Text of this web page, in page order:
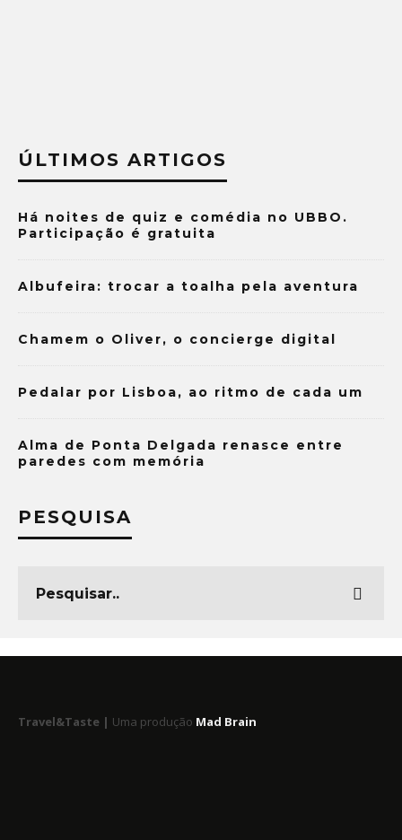
ÚLTIMOS ARTIGOS
Há noites de quiz e comédia no UBBO.
Participação é gratuita
Albufeira: trocar a toalha pela aventura
Chamem o Oliver, o concierge digital
Pedalar por Lisboa, ao ritmo de cada um
Alma de Ponta Delgada renasce entre
paredes com memória
PESQUISA
Travel&Taste | Uma produção Mad Brain